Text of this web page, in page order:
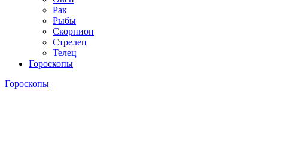
Рак
Рыбы
Скорпион
Стрелец
Телец
Гороскопы
Гороскопы